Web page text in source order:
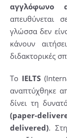
αγγλόφωνο
απευθύνεται
γλώσσα δεν
κάνουν
διδακτορικές
Το IELTS
αναπτύχθηκε
δίνει τη
(paper-
delivered).